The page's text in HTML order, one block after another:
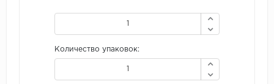
Количество упаковок: